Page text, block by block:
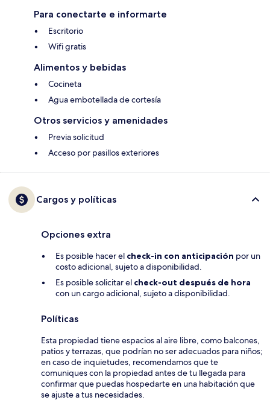
Para conectarte e informarte
Escritorio
Wifi gratis
Alimentos y bebidas
Cocineta
Agua embotellada de cortesía
Otros servicios y amenidades
Previa solicitud
Acceso por pasillos exteriores
Cargos y políticas
Opciones extra
Es posible hacer el check-in con anticipación por un
costo adicional, sujeto a disponibilidad.
Es posible solicitar el check-out después de hora
con un cargo adicional, sujeto a disponibilidad.
Políticas
Esta propiedad tiene espacios al aire libre, como balcones,
patios y terrazas, que podrían no ser adecuados para niños;
en caso de inquietudes, recomendamos que te
comuniques con la propiedad antes de tu llegada para
confirmar que puedas hospedarte en una habitación que
se ajuste a tus necesidades.